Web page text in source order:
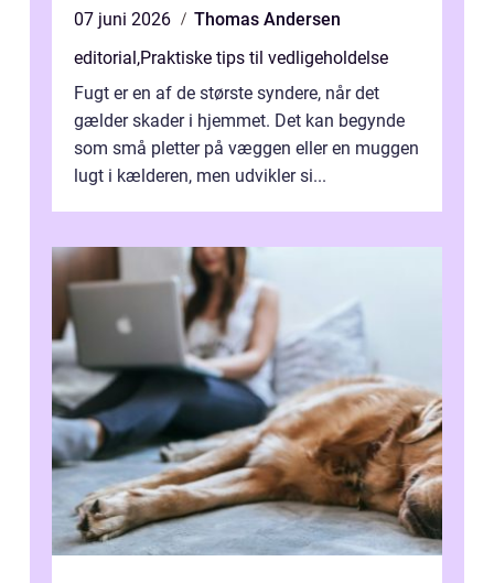
07 juni 2026
Thomas Andersen
editorial,Praktiske tips til vedligeholdelse
Fugt er en af de største syndere, når det
gælder skader i hjemmet. Det kan begynde
som små pletter på væggen eller en muggen
lugt i kælderen, men udvikler si...